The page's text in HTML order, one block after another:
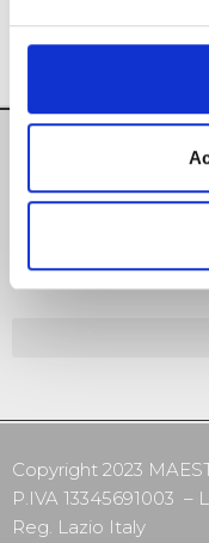
Copyright 2023
P.IVA 13345691003 –
Reg. Lazio Italy